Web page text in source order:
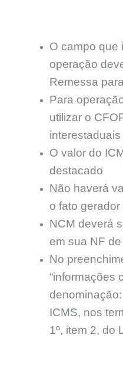
O campo que
operação
Remessa
Para
utilizar o
O valor do
destacado
Não haverá
o fato
NCM deverá
em sua NF
No
“informações
ICMS, nos
1º, item 2, do